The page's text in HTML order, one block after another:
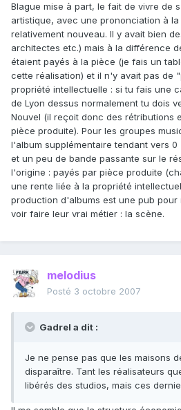
Blague mise à part, le fait de vivre de
artistique, avec une prononciation à
relativement nouveau. Il y avait bien
architectes etc.) mais à la différence
étaient payés à la pièce (je fais un
cette réalisation) et il n'y avait pas de
propriété intellectuelle : si tu fais une
de Lyon dessus normalement tu dois
Nouvel (il reçoit donc des rétributions
pièce produite). Pour les groupes
l'album supplémentaire tendant vers 0
et un peu de bande passante sur le
l'origine : payés par pièce produite
une rente liée à la propriété
production d'albums est une pub
voir faire leur vrai métier : la scène.
melodius
Posté 3 octobre 2007
Gadrel a dit :
Je ne pense pas que les maisons
disparaître. Tant les réalisateurs
libérés des studios, mais ces